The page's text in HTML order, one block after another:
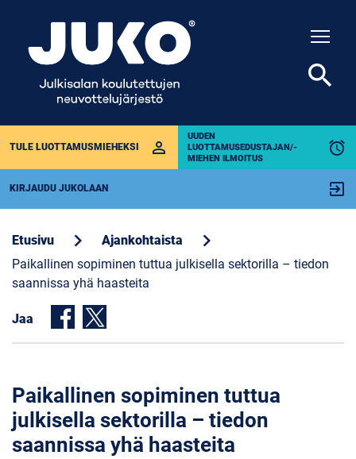
TULE LUOTTAMUSMIEHEKSI perm_identity
UUDEN
LUOTTAMUSEDUSTAJAN/-
MIEHEN ILMOITUS
alarm
KIRJAUDU JUKOLAAN exit_to_app
search
Etusivu chevron_right Ajankohtaista chevron_right
Paikallinen sopiminen tuttua julkisella sektorilla – tiedon
saannissa yhä haasteita
Jaa
Paikallinen sopiminen tuttua
julkisella sektorilla – tiedon
saannissa yhä haasteita